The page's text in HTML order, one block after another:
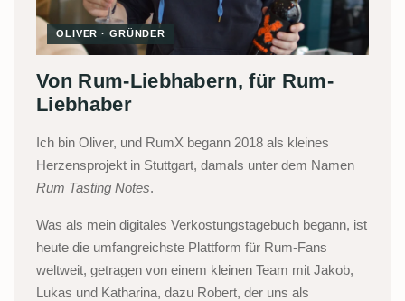
OLIVER · GRÜNDER
Von Rum-Liebhabern, für Rum-
Liebhaber
Ich bin Oliver, und RumX begann 2018 als kleines
Herzensprojekt in Stuttgart, damals unter dem Namen
Rum Tasting Notes.
Was als mein digitales Verkostungstagebuch begann, ist
heute die umfangreichste Plattform für Rum-Fans
weltweit, getragen von einem kleinen Team mit Jakob,
Lukas und Katharina, dazu Robert, der uns als